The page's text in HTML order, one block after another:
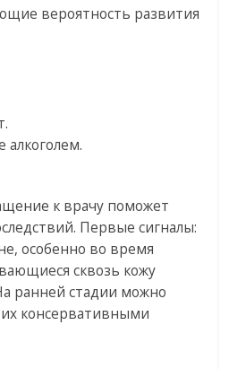
вероятность развития
алкоголем.
к врачу поможет
Первые сигналы:
особенно во время
сквозь кожу
ранней стадии можно
консервативными